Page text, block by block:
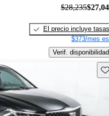
$28,235
El precio incluye tasas
$373/mes
Verif. disponibilidad